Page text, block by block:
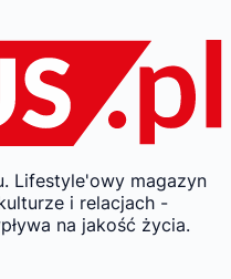
Lifestyle'owy magazyn
i relacjach -
na jakość życia.